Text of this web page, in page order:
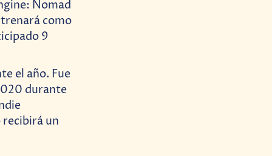
el año. Fue
durante
un